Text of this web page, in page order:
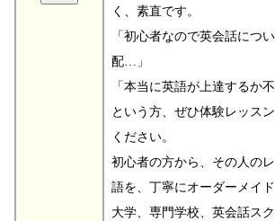
く、素直です。
「初心者なので英会話につ
配…」
「本当に英語が上達するか
という方、ぜひ体験レッス
ください。
初心者の方から、その人の
語を、丁寧にオーダーメイド
大学、専門学校、英会話ス